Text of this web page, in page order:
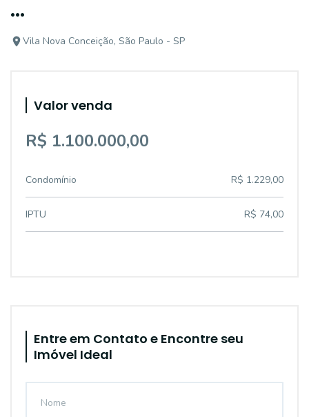
...
Vila Nova Conceição, São Paulo - SP
Valor venda
R$ 1.100.000,00
Condomínio R$ 1.229,00
IPTU R$ 74,00
Entre em Contato e Encontre seu
Imóvel Ideal